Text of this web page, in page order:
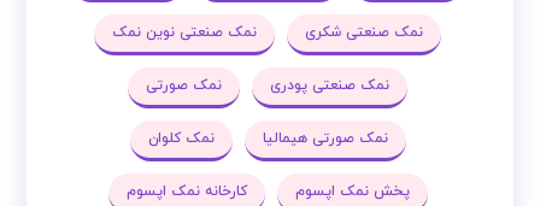
نمک صنعتی شکری نمک صنعتی نوین نمک
نمک صنعتی پودری نمک صورتی
نمک صورتی هیمالیا نمک کلوان
پخش نمک اپسوم کارخانه نمک اپسوم